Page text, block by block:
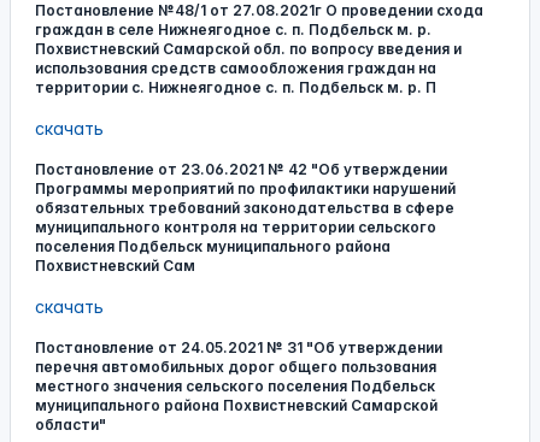
Постановление №48/1 от 27.08.2021г О проведении схода
граждан в селе Нижнеягодное с. п. Подбельск м. р.
Похвистневский Самарской обл. по вопросу введения и
использования средств самообложения граждан на
территории с. Нижнеягодное с. п. Подбельск м. р. П
скачать
Постановление от 23.06.2021 № 42 "Об утверждении
Программы мероприятий по профилактики нарушений
обязательных требований законодательства в сфере
муниципального контроля на территории сельского
поселения Подбельск муниципального района
Похвистневский Сам
скачать
Постановление от 24.05.2021 № 31 "Об утверждении
перечня автомобильных дорог общего пользования
местного значения сельского поселения Подбельск
муниципального района Похвистневский Самарской
области"